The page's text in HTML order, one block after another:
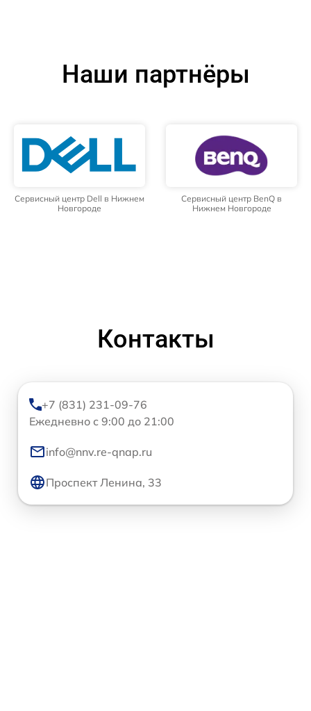
Наши партнёры
Сервисный центр Dell в Нижнем
Новгороде
Сервисный центр BenQ в
Нижнем Новгороде
Контакты
+7 (831) 231-09-76
Ежедневно с 9:00 до 21:00
info@nnv.re-qnap.ru
Проспект Ленина, 33